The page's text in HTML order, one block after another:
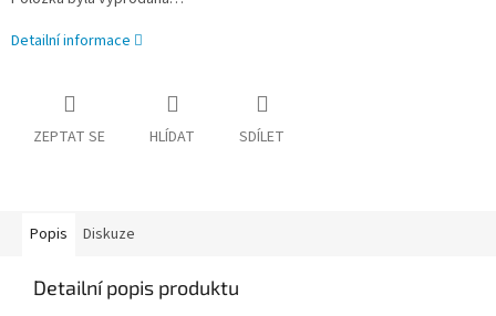
Detailní informace
ZEPTAT SE HLÍDAT SDÍLET
Popis Diskuze
Detailní popis produktu